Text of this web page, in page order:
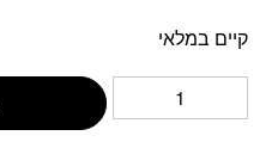
קיים במלאי